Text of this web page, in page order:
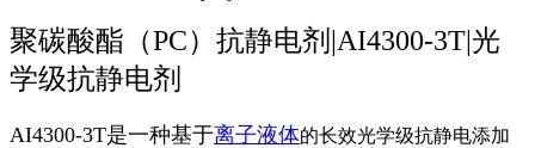
聚碳酸酯（PC）抗静电剂|AI4300-3T|光
学级抗静电剂
AI4300-3T是一种基于离子液体的长效光学级抗静电添加